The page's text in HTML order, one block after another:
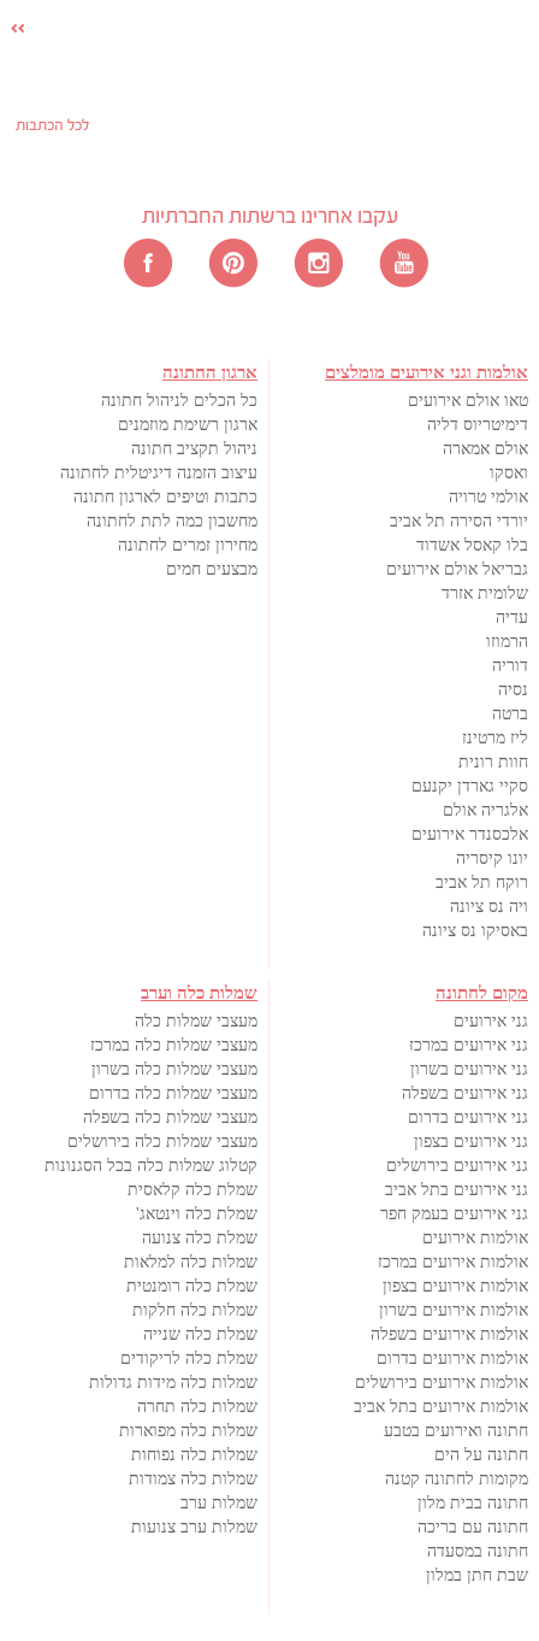
לכל הכתבות
עקבו אחרינו ברשתות החברתיות
אולמות וגני אירועים מומלצים
טאו אולם אירועים
דימיטריוס דליה
אולם אמארה
ואסקו
אולמי טרויה
יורדי הסירה תל אביב
בלו קאסל אשדוד
גבריאל אולם אירועים
שלומית אזרד
עדיה
הרמוזו
דוריה
נסיה
ברטה
ליז מרטינז
חוות רונית
סקיי גארדן יקנעם
אלגריה אולם
אלכסנדר אירועים
יונו קיסריה
רוקח תל אביב
ויה נס ציונה
באסיקו נס ציונה
ארגון החתונה
כל הכלים לניהול חתונה
ארגון רשימת מוזמנים
ניהול תקציב חתונה
עיצוב הזמנה דיגיטלית לחתונה
כתבות וטיפים לארגון חתונה
מחשבון כמה לתת לחתונה
מחירון זמרים לחתונה
מבצעים חמים
מקום לחתונה
גני אירועים
גני אירועים במרכז
גני אירועים בשרון
גני אירועים בשפלה
גני אירועים בדרום
גני אירועים בצפון
גני אירועים בירושלים
גני אירועים בתל אביב
גני אירועים בעמק חפר
אולמות אירועים
אולמות אירועים במרכז
אולמות אירועים בצפון
אולמות אירועים בשרון
אולמות אירועים בשפלה
אולמות אירועים בדרום
אולמות אירועים בירושלים
אולמות אירועים בתל אביב
חתונה ואירועים בטבע
חתונה על הים
מקומות לחתונה קטנה
חתונה בבית מלון
חתונה עם בריכה
חתונה במסעדה
שבת חתן במלון
שמלות כלה וערב
מעצבי שמלות כלה
מעצבי שמלות כלה במרכז
מעצבי שמלות כלה בשרון
מעצבי שמלות כלה בדרום
מעצבי שמלות כלה בשפלה
מעצבי שמלות כלה בירושלים
קטלוג שמלות כלה בכל הסגנונות
שמלת כלה קלאסית
שמלת כלה וינטאג'
שמלת כלה צנועה
שמלות כלה למלאות
שמלת כלה רומנטית
שמלות כלה חלקות
שמלת כלה שנייה
שמלת כלה לריקודים
שמלות כלה מידות גדולות
שמלות כלה תחרה
שמלות כלה מפוארות
שמלות כלה נפוחות
שמלות כלה צמודות
שמלות ערב
שמלות ערב צנועות